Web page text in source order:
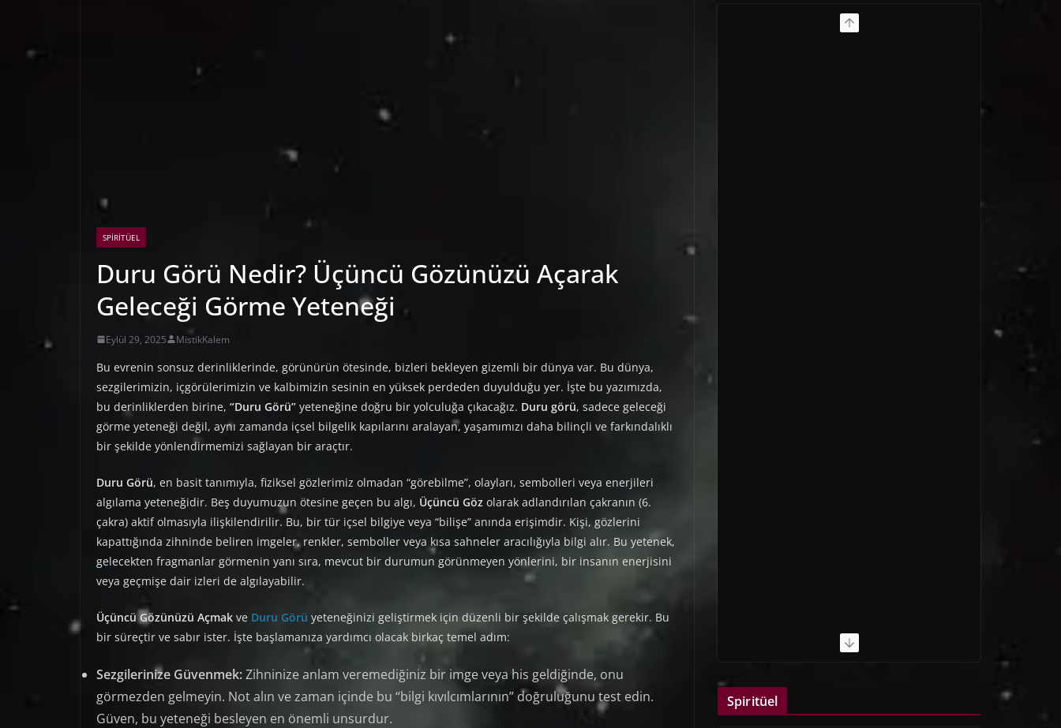
SPIRITÜEL
Duru Görü Nedir? Üçüncü Gözünüzü Açarak
Geleceği Görme Yeteneği
Eylül 29, 2025 MistikKalem
Bu evrenin sonsuz derinliklerinde, görünürün ötesinde, bizleri bekleyen gizemli bir dünya var. Bu dünya,
sezgilerimizin, içgörülerimizin ve kalbimizin sesinin en yüksek perdeden duyulduğu yer. İşte bu yazımızda,
bu derinliklerden birine, “Duru Görü” yeteneğine doğru bir yolculuğa çıkacağız. Duru görü, sadece geleceği
görme yeteneği değil, aynı zamanda içsel bilgelik kapılarını aralayan, yaşamımızı daha bilinçli ve farkındalıklı
bir şekilde yönlendirmemizi sağlayan bir araçtır.
Duru Görü, en basit tanımıyla, fiziksel gözlerimiz olmadan “görebilme”, olayları, sembolleri veya enerjileri
algılama yeteneğidir. Beş duyumuzun ötesine geçen bu algı, Üçüncü Göz olarak adlandırılan çakranın (6.
çakra) aktif olmasıyla ilişkilendirilir. Bu, bir tür içsel bilgiye veya “bilişe” anında erişimdir. Kişi, gözlerini
kapattığında zihninde beliren imgeler, renkler, semboller veya kısa sahneler aracılığıyla bilgi alır. Bu yetenek,
gelecekten fragmanlar görmenin yanı sıra, mevcut bir durumun görünmeyen yönlerini, bir insanın enerjisini
veya geçmişe dair izleri de algılayabilir.
Üçüncü Gözünüzü Açmak ve Duru Görü yeteneğinizi geliştirmek için düzenli bir şekilde çalışmak gerekir. Bu
bir süreçtir ve sabır ister. İşte başlamanıza yardımcı olacak birkaç temel adım:
Sezgilerinize Güvenmek:Zihninize anlam veremediğiniz bir imge veya his geldiğinde, onu
görmezden gelmeyin. Not alın ve zaman içinde bu “bilgi kıvılcımlarının” doğruluğunu test edin.
Güven, bu yeteneği besleyen en önemli unsurdur.
Spiritüel